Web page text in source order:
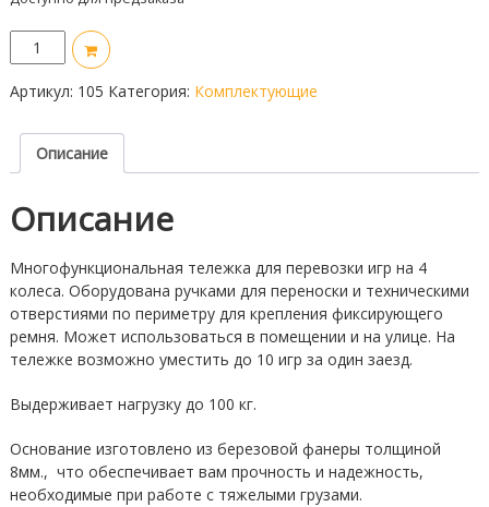
Количество
товара
Тележка
игр
Артикул: 105 Категория: Комплектующие
Описание
Описание
Многофункциональная тележка для перевозки игр на 4
колеса. Оборудована ручками для переноски и техническими
отверстиями по периметру для крепления фиксирующего
ремня. Может использоваться в помещении и на улице. На
тележке возможно уместить до 10 игр за один заезд.
Выдерживает нагрузку до 100 кг.
Основание изготовлено из березовой фанеры толщиной
8мм., что обеспечивает вам прочность и надежность,
необходимые при работе с тяжелыми грузами.